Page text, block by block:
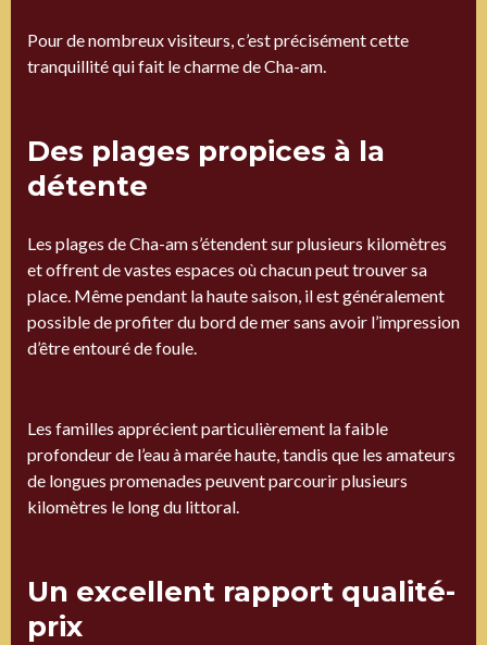
Pour de nombreux visiteurs, c’est précisément cette
tranquillité qui fait le charme de Cha-am.
Des plages propices à la
détente
Les plages de Cha-am s’étendent sur plusieurs kilomètres
et offrent de vastes espaces où chacun peut trouver sa
place. Même pendant la haute saison, il est généralement
possible de profiter du bord de mer sans avoir l’impression
d’être entouré de foule.
Les familles apprécient particulièrement la faible
profondeur de l’eau à marée haute, tandis que les amateurs
de longues promenades peuvent parcourir plusieurs
kilomètres le long du littoral.
Un excellent rapport qualité-
prix